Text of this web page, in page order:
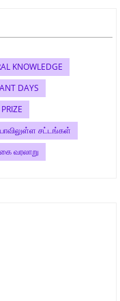
KNOWLEDGE
DAYS
சட்டங்கள்
வரலாறு